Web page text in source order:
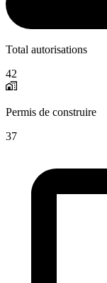
Total autorisations
42
Permis de construire
37